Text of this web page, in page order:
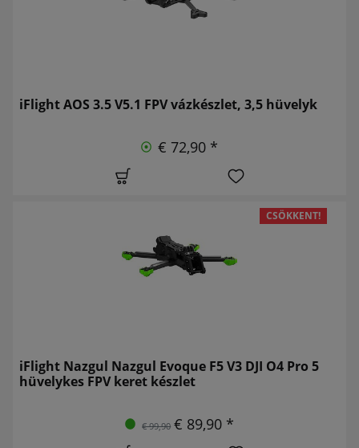
iFlight AOS 3.5 V5.1 FPV vázkészlet, 3,5 hüvelyk
€ 72,90 *
CSÖKKENT!
iFlight Nazgul Nazgul Evoque F5 V3 DJI O4 Pro 5
hüvelykes FPV keret készlet
€ 99,90 € 89,90 *